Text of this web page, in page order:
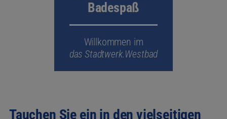
Tauchen Sie ein in den vielseitigen
Sport- und Freizeitspaß vom das
Stadtwerk.Westbad
ganz in der Nähe. Mit einer Fläche von 50.000